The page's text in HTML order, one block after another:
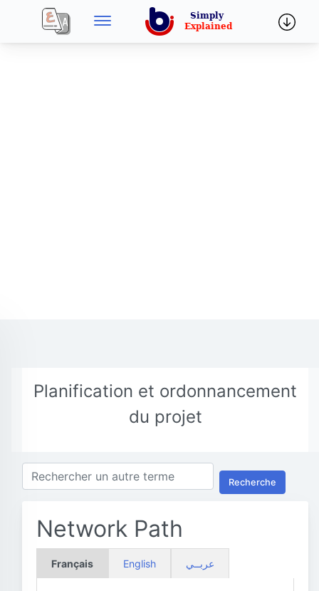
Planification et ordonnancement
du projet
Recherche
Network Path
Français English عربــي